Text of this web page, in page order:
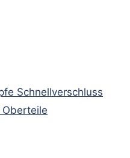
Schnellverschluss